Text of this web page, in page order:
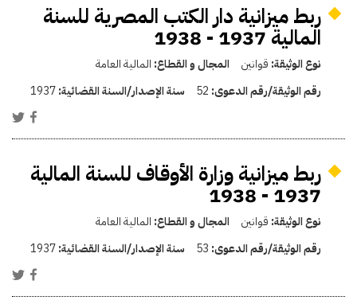
ربط ميزانية دار الكتب المصرية للسنة
المالية 1937 - 1938
نوع الوثيقة: قوانين المجال و القطاع: المالية العامة
رقم الوثيقة/رقم الدعوى: 52 سنة الإصدار/السنة القضائية:1937
ربط ميزانية وزارة الأوقاف للسنة المالية
1937 - 1938
نوع الوثيقة: قوانين المجال و القطاع: المالية العامة
رقم الوثيقة/رقم الدعوى: 53 سنة الإصدار/السنة القضائية:1937